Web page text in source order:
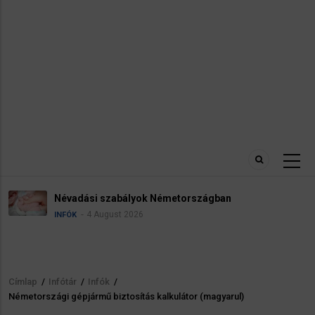
Névadási szabályok Németországban
INFÓK 4 August 2026
Morzsa
Címlap / Infótár / Infók /
Németországi gépjármű biztosítás kalkulátor (magyarul)